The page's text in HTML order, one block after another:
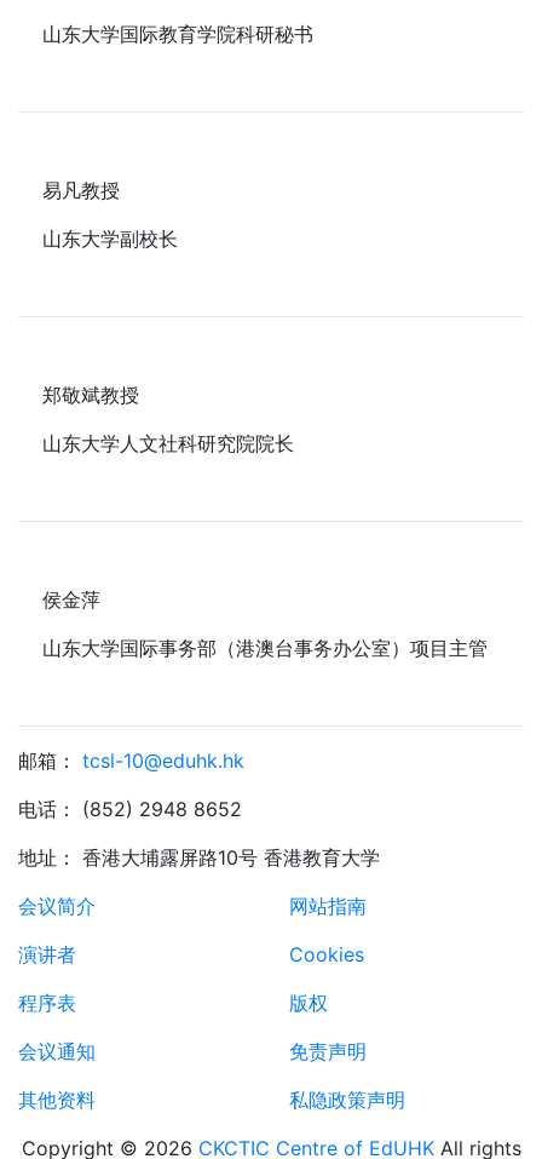
山东大学国际教育学院科研秘书
易凡教授
山东大学副校长
郑敬斌教授
山东大学人文社科研究院院长
侯金萍
山东大学国际事务部（港澳台事务办公室）项目主管
邮箱： tcsl-10@eduhk.hk
电话： (852) 2948 8652
地址： 香港大埔露屏路10号 香港教育大学
会议简介
演讲者
程序表
会议通知
其他资料
网站指南
Cookies
版权
免责声明
私隐政策声明
Copyright © 2026 CKCTIC Centre of EdUHKAll rights